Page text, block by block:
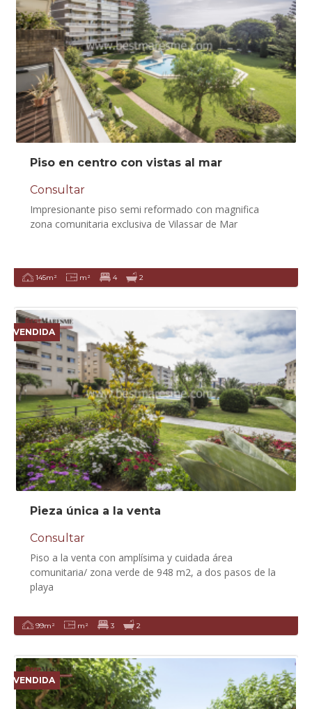
Piso en centro con vistas al mar
Consultar
Impresionante piso semi reformado con magnifica
zona comunitaria exclusiva de Vilassar de Mar
145m² m² 4 2
VENDIDA
Pieza única a la venta
Consultar
Piso a la venta con amplísima y cuidada área
comunitaria/ zona verde de 948 m2, a dos pasos de la
playa
99m² m² 3 2
VENDIDA